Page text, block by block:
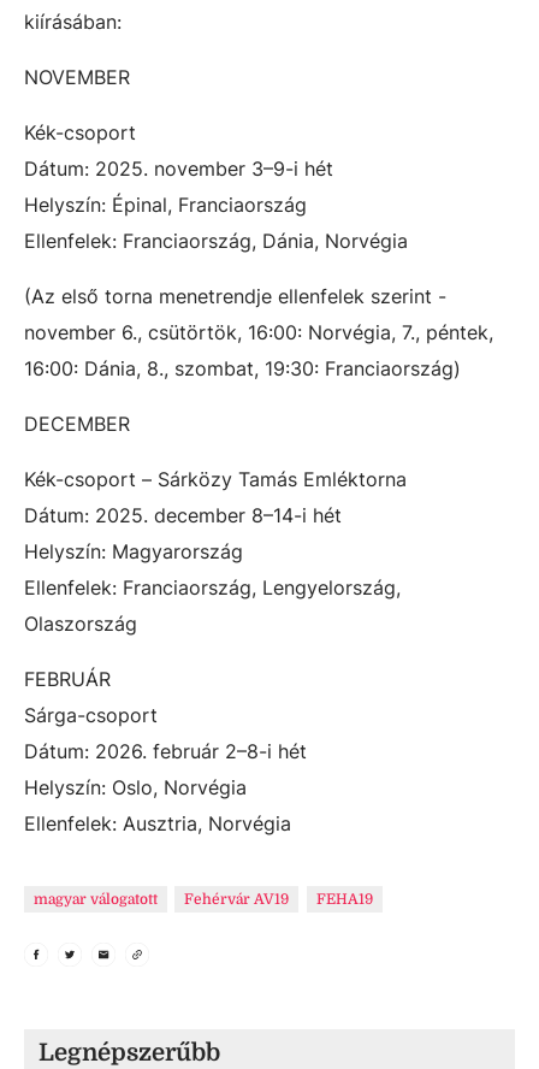
kiírásában:
NOVEMBER
Kék-csoport
Dátum: 2025. november 3–9-i hét
Helyszín: Épinal, Franciaország
Ellenfelek: Franciaország, Dánia, Norvégia
(Az első torna menetrendje ellenfelek szerint -
november 6., csütörtök, 16:00: Norvégia, 7., péntek,
16:00: Dánia, 8., szombat, 19:30: Franciaország)
DECEMBER
Kék-csoport – Sárközy Tamás Emléktorna
Dátum: 2025. december 8–14-i hét
Helyszín: Magyarország
Ellenfelek: Franciaország, Lengyelország,
Olaszország
FEBRUÁR
Sárga-csoport
Dátum: 2026. február 2–8-i hét
Helyszín: Oslo, Norvégia
Ellenfelek: Ausztria, Norvégia
magyar válogatott Fehérvár AV19 FEHA19
Legnépszerűbb